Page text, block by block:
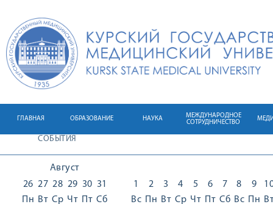
ГЛАВНАЯ ОБРАЗОВАНИЕ НАУКА
МЕЖДУНАРОДНОЕ
СОТРУДНИЧЕСТВО
СОБЫТИЯ
Август
26
Пн
27
Вт
28
Ср
29
Чт
30
Пт
31
Сб
1
Вс
2
Пн
3
Вт
4
Ср
5
Чт
6
Пт
7
Сб
8
Вс
9
Пн